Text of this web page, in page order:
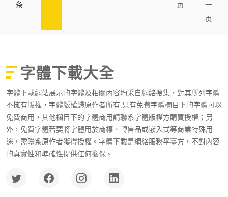
条
页
一
页
字體下載大全
字體下載網站展示的字體及相關內容均采自網絡搜集，對其所列字體
不擁有版權，字體版權歸原作者所有;只有免費字體欄目下的字體可以
免費商用，其他欄目下的字體商用請聯系字體版權方購買授權；另
外，免費字體若要將字體用於商標、轉售品或嵌入式等商業特殊用
途，需聯系原作者獲得授權。字體下載是網絡服務平臺方，不對內容
的真實性和準確性提供任何擔保。